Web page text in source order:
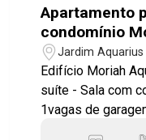
Apartamento
condomínio
vaga de
Jardim
Jardim
Edifício Moriah
suíte - Sala com
1vagas de garagem Lazer com piscina,